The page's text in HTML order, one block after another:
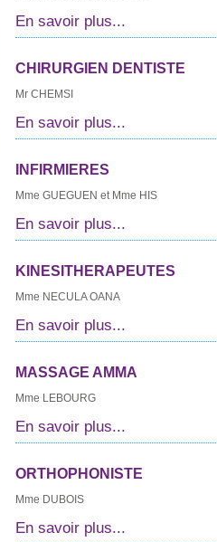
En savoir plus...
CHIRURGIEN DENTISTE
Mr CHEMSI
En savoir plus...
INFIRMIERES
Mme GUEGUEN et Mme HIS
En savoir plus...
KINESITHERAPEUTES
Mme NECULA OANA
En savoir plus...
MASSAGE AMMA
Mme LEBOURG
En savoir plus...
ORTHOPHONISTE
Mme DUBOIS
En savoir plus...